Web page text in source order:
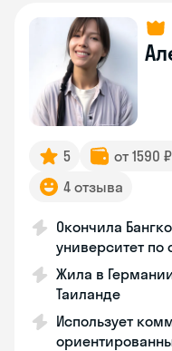
5 от 1590
4 отзыва
Окончила
университет по
Жила в
Таиланде
Использует